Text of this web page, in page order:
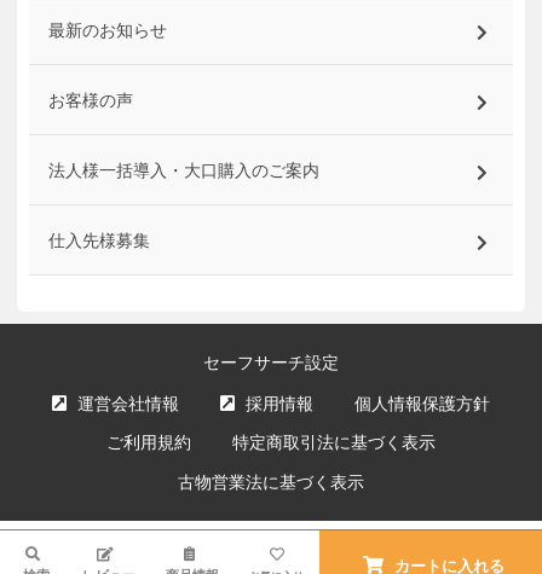
最新のお知らせ
お客様の声
法人様一括導入・大口購入のご案内
仕入先様募集
セーフサーチ設定
運営会社情報 採用情報 個人情報保護方針
ご利用規約 特定商取引法に基づく表示
古物営業法に基づく表示
複製、無断転載を禁止します。
カートに入れる
検索